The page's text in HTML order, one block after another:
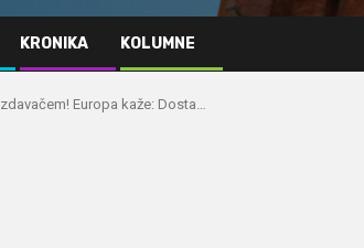
KRONIKA KOLUMNE
Europa kaže: Dosta…